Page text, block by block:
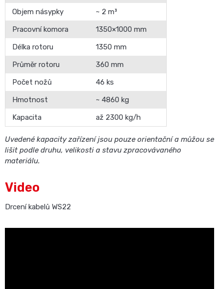
Objem násypky
~ 2 m³
Pracovní komora
1350×1000 mm
Délka rotoru
1350 mm
Průměr rotoru
360 mm
Počet nožů
46 ks
Hmotnost
~ 4860 kg
Kapacita
až 2300 kg/h
Uvedené kapacity zařízení jsou pouze orientační a můžou se
lišit podle druhu, velikosti a stavu zpracovávaného
materiálu.
Video
Drcení kabelů WS22